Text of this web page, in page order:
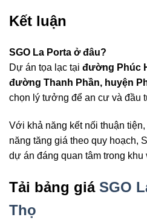
Kết luận
SGO La Porta ở đâu?
Dự án tọa lạc tại đường Phúc
đường Thanh Phần, huyện
chọn lý tưởng để an cư và đầu
Với khả năng kết nối thuận
năng tăng giá theo quy hoạch,
dự án đáng quan tâm trong khu
Tải bảng giá SGO
Thọ